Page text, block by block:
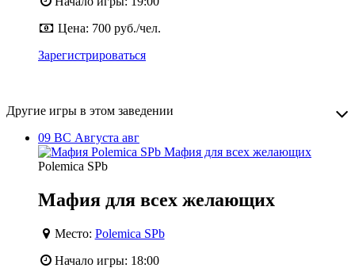
Цена: 700 руб./чел.
Зарегистрироваться
Другие игры в этом заведении
09 ВС Августа авг
Polemica SPb
Мафия для всех желающих
Место: Polemica SPb
Начало игры: 18:00